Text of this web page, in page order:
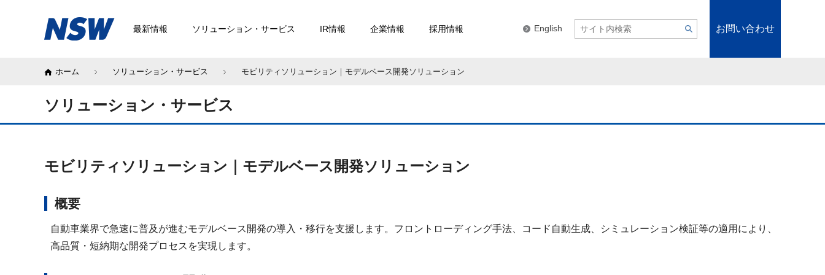
最新情報 ソリューション・サービス IR情報 企業情報 採用情報 English お問い合わせ
ホーム ソリューション・サービス モビリティソリューション｜モデルベース開発ソリューション
ソリューション・サービス
モビリティソリューション｜モデルベース開発ソリューション
概要
自動車業界で急速に普及が進むモデルベース開発の導入・移行を支援します。フロントローディング手法、コード自動生成、シミュレーション検証等の適用により、
高品質・短納期な開発プロセスを実現します。